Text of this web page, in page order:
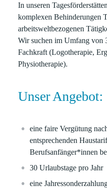
In unseren
komplexen Behinderungen
arbeitsweltbezogenen
Wir suchen im Umfang von
Fachkraft (Logotherapie,
Physiotherapie).
Unser Angebot:
eine faire Vergütung
entsprechenden
Berufsanfänger*innen
30 Urlaubstage pro Jahr
eine